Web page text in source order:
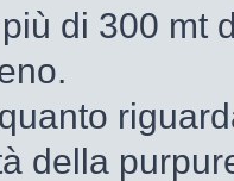
di 300 mt
della